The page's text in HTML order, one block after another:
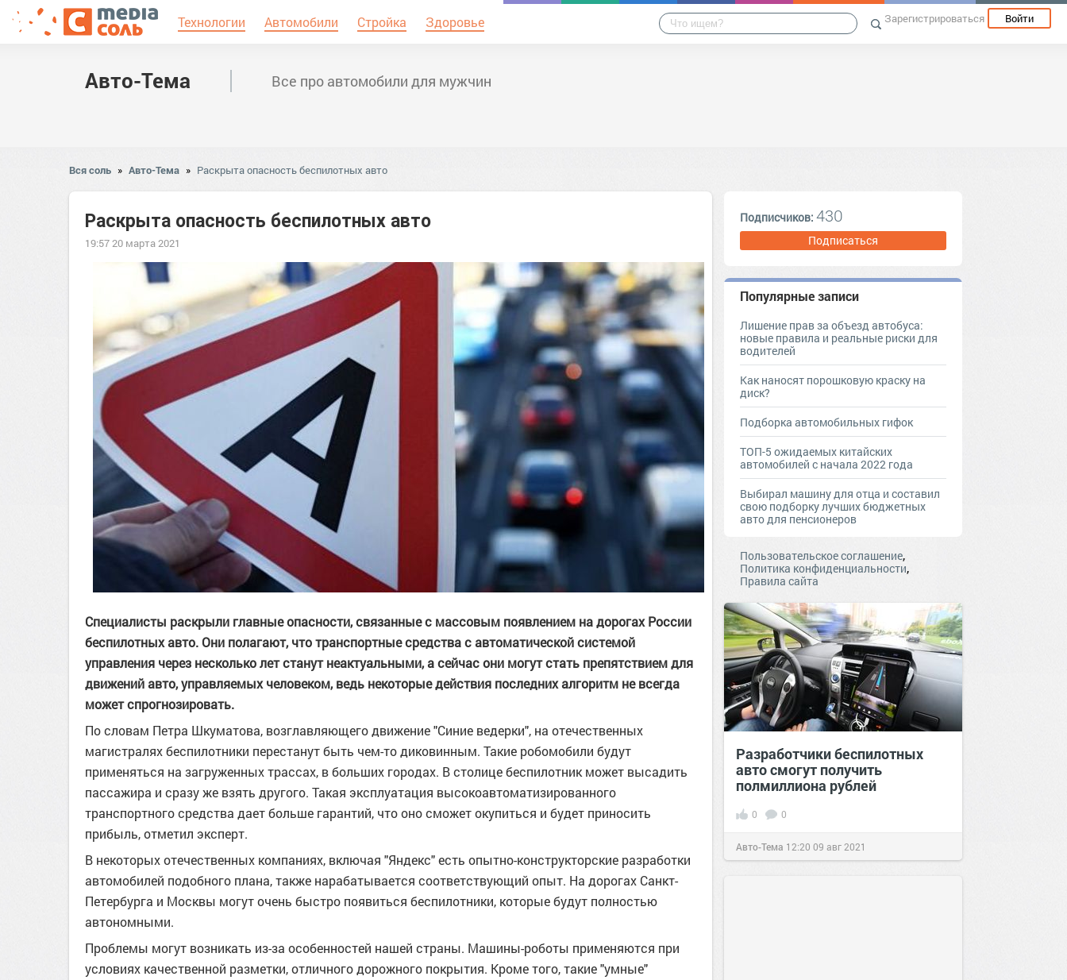
Технологии Автомобили Стройка Здоровье Зарегистрироваться Войти
Авто-Тема Все про автомобили для мужчин
Вся соль » Авто-Тема » Раскрыта опасность беспилотных авто
Раскрыта опасность беспилотных авто
19:57 20 марта 2021
Специалисты раскрыли главные опасности, связанные с массовым появлением на дорогах России
беспилотных авто. Они полагают, что транспортные средства с автоматической системой
управления через несколько лет станут неактуальными, а сейчас они могут стать препятствием для
движений авто, управляемых человеком, ведь некоторые действия последних алгоритм не всегда
может спрогнозировать.
По словам Петра Шкуматова, возглавляющего движение "Синие ведерки", на отечественных
магистралях беспилотники перестанут быть чем-то диковинным. Такие робомобили будут
применяться на загруженных трассах, в больших городах. В столице беспилотник может высадить
пассажира и сразу же взять другого. Такая эксплуатация высокоавтоматизированного
транспортного средства дает больше гарантий, что оно сможет окупиться и будет приносить
прибыль, отметил эксперт.
В некоторых отечественных компаниях, включая "Яндекс" есть опытно-конструкторские разработки
автомобилей подобного плана, также нарабатывается соответствующий опыт. На дорогах Санкт-
Петербурга и Москвы могут очень быстро появиться беспилотники, которые будут полностью
автономными.
Проблемы могут возникать из-за особенностей нашей страны. Машины-роботы применяются при
условиях качественной разметки, отличного дорожного покрытия. Кроме того, такие "умные"
Подписчиков: 430
Подписаться
Популярные записи
Лишение прав за объезд автобуса:
новые правила и реальные риски для
водителей
Как наносят порошковую краску на
диск?
Подборка автомобильных гифок
ТОП-5 ожидаемых китайских
автомобилей с начала 2022 года
Выбирал машину для отца и составил
свою подборку лучших бюджетных
авто для пенсионеров
Пользовательское соглашение,
Политика конфиденциальности,
Правила сайта
Разработчики беспилотных
авто смогут получить
полмиллиона рублей
0 0
Авто-Тема 12:20 09 авг 2021